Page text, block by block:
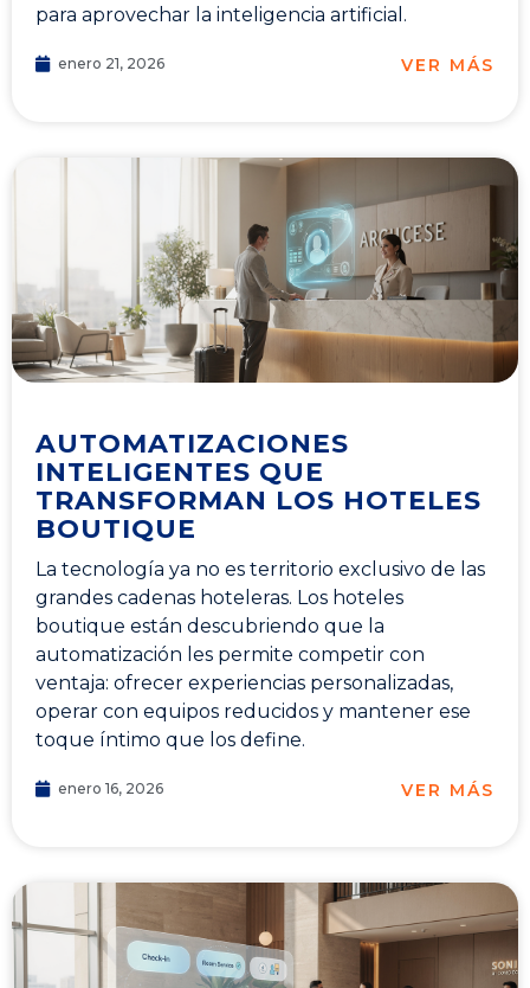
para aprovechar la inteligencia artificial.
enero 21, 2026 VER MÁS
AUTOMATIZACIONES
INTELIGENTES QUE
TRANSFORMAN LOS HOTELES
BOUTIQUE
La tecnología ya no es territorio exclusivo de las
grandes cadenas hoteleras. Los hoteles
boutique están descubriendo que la
automatización les permite competir con
ventaja: ofrecer experiencias personalizadas,
operar con equipos reducidos y mantener ese
toque íntimo que los define.
enero 16, 2026 VER MÁS